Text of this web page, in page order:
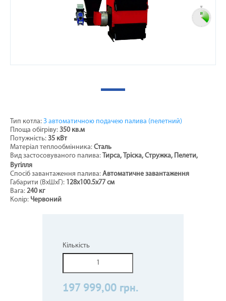
Тип котла: З автоматичною подачею палива (пелетний)
Площа обігріву: 350 кв.м
Потужність: 35 кВт
Матеріал теплообмінника: Сталь
Вид застосовуваного палива: Тирса, Тріска, Стружка, Пелети,
Вугілля
Спосіб завантаження палива: Автоматичне завантаження
Габарити (ВхШхГ): 128х100.5х77 см
Вага: 240 кг
Колір: Червоний
Кількість
197 999,00 грн.